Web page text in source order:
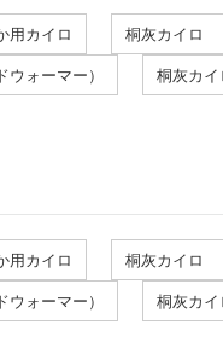
用カイロ 桐灰カイロ
ォーマー） 桐灰カ
用カイロ 桐灰カイロ
ォーマー） 桐灰カ